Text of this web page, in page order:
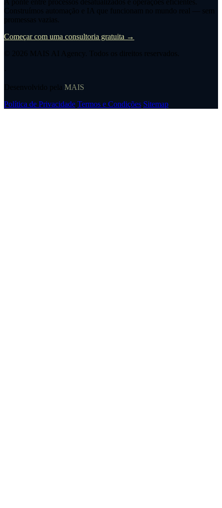
Construímos automação e IA que funcionam no mundo real — sem
promessas vazias.
Começar com uma consultoria gratuita →
© 2026 MAIS AI Agency
. Todos os direitos reservados.
·
Desenvolvido pela MAIS
Política de Privacidade Termos e Condições Sitemap